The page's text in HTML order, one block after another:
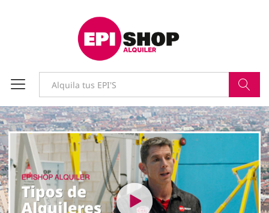
Buscar